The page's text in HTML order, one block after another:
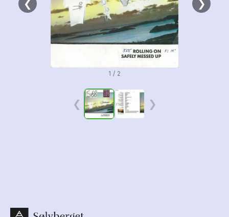
❮ ❯
1 / 2
❮ ❯